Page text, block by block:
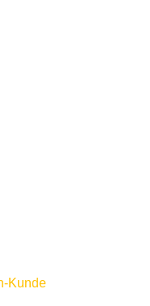
Kunde